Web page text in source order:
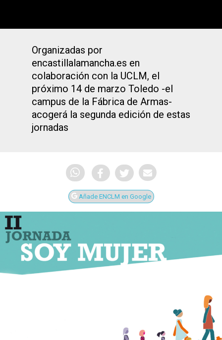
Organizadas por
encastillalamancha.es en
colaboración con la UCLM, el
próximo 14 de marzo Toledo -el
campus de la Fábrica de Armas-
acogerá la segunda edición de estas
jornadas
Añade ENCLM en Google